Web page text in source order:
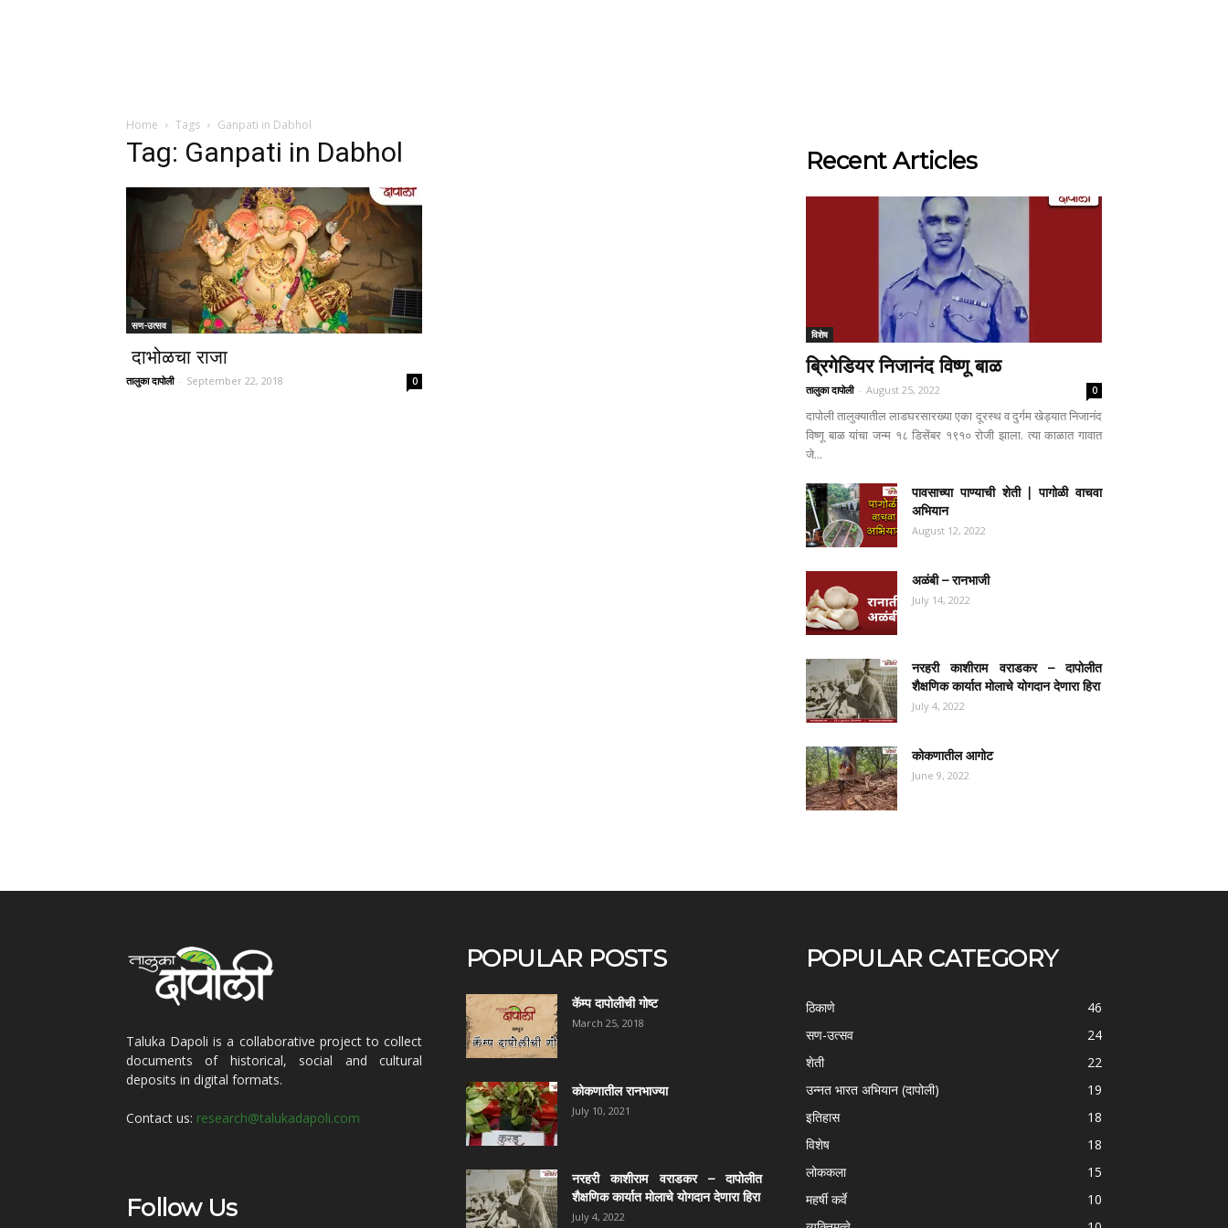
Home Tags Ganpati in Dabhol
Tag: Ganpati in Dabhol
सण-उत्सव
दाभोळचा राजा
तालुका दापोली - September 22, 2018 0
Recent Articles
विशेष
ब्रिगेडियर निजानंद विष्णू बाळ
तालुका दापोली - August 25, 2022 0
दापोली तालुक्यातील लाडघरसारख्या एका दूरस्थ व दुर्गम खेड्यात निजानंद
विष्णू बाळ यांचा जन्म १८ डिसेंबर १९१० रोजी झाला. त्या काळात गावात
जे...
पावसाच्या पाण्याची शेती | पागोळी वाचवा
अभियान
August 12, 2022
अळंबी – रानभाजी
July 14, 2022
नरहरी काशीराम वराडकर – दापोलीत
शैक्षणिक कार्यात मोलाचे योगदान देणारा हिरा
July 4, 2022
कोकणातील आगोट
June 9, 2022
Taluka Dapoli is a collaborative project to collect
documents of historical, social and cultural
deposits in digital formats.
Contact us: research@talukadapoli.com
Follow Us
POPULAR POSTS
कॅम्प दापोलीची गोष्ट
March 25, 2018
कोकणातील रानभाज्या
July 10, 2021
नरहरी काशीराम वराडकर – दापोलीत
शैक्षणिक कार्यात मोलाचे योगदान देणारा हिरा
July 4, 2022
POPULAR CATEGORY
ठिकाणे
46
सण-उत्सव
24
शेती
22
उन्नत भारत अभियान (दापोली)
19
इतिहास
18
विशेष
18
लोककला
15
महर्षी कर्वे
10